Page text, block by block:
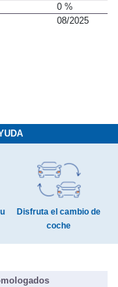
0 %
08/2025
Disfruta el cambio de
coche